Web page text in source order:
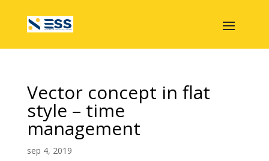
Vector concept in flat
style – time
management
sep 4, 2019